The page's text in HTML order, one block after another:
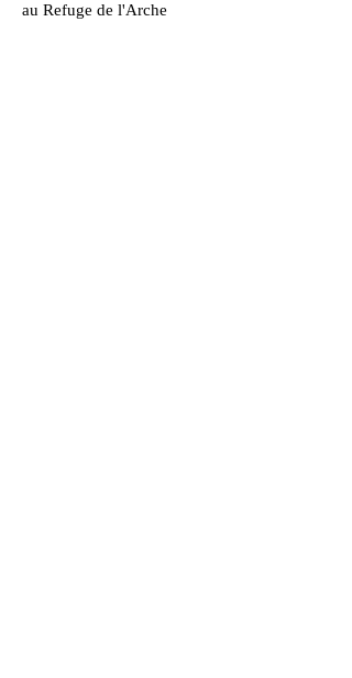
au Refuge de l'Arche